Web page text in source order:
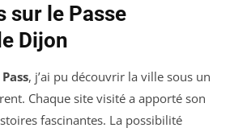
sur le Passe
Dijon
, j’ai pu découvrir la ville sous un
Chaque site visité a apporté son
fascinantes. La possibilité